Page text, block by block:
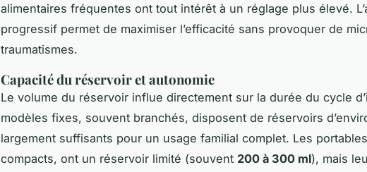
alimentaires fréquentes ont tout intérêt à un réglage plus élevé.
progressif permet de maximiser l’efficacité sans provoquer de
traumatismes.
Capacité du réservoir et autonomie
Le volume du réservoir influe directement sur la durée du cycle
modèles fixes, souvent branchés, disposent de réservoirs
largement suffisants pour un usage familial complet. Les
compacts, ont un réservoir limité (souvent 200 à 300 ml), mais